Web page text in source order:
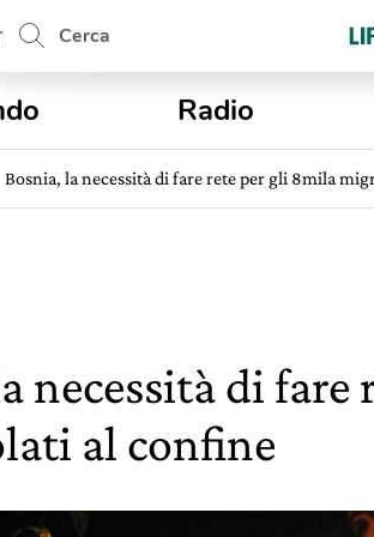
Cerca
Radio
Bosnia, la necessità di fare rete per gli 8mila
necessità di
al confine